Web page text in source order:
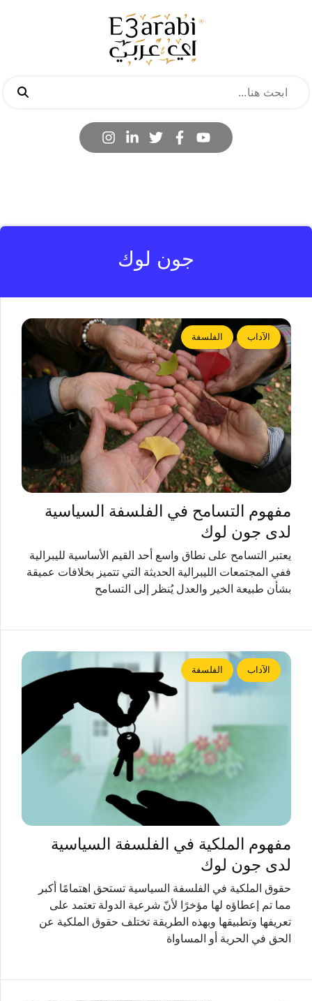
جون لوك
الآداب الفلسفة
مفهوم التسامح في الفلسفة السياسية
لدى جون لوك
يعتبر التسامح على نطاق واسع أحد القيم الأساسية لليبرالية
ففي المجتمعات الليبرالية الحديثة التي تتميز بخلافات عميقة
بشأن طبيعة الخير والعدل يُنظر إلى التسامح
الآداب الفلسفة
مفهوم الملكية في الفلسفة السياسية
لدى جون لوك
حقوق الملكية في الفلسفة السياسية تستحق اهتمامًا أكبر
مما تم إعطاؤه لها مؤخرًا لأنّ شرعية الدولة تعتمد على
تعريفها وتطبيقها وبهذه الطريقة تختلف حقوق الملكية عن
الحق في الحرية أو المساواة